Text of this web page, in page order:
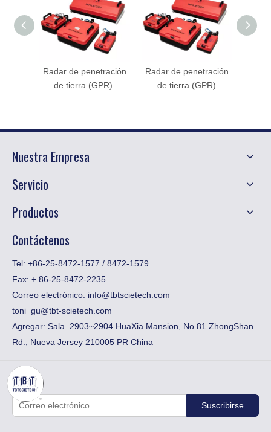
Radar de penetración
de tierra (GPR).
Radar de penetración
de tierra (GPR)
Nuestra Empresa
Servicio
Productos
Contáctenos
Tel: +86-25-8472-1577 / 8472-1579
Fax: ​+ 86-25-8472-2235
Correo electrónico: info@tbtscietech.com
toni_gu@tbt-scietech.com
Agregar: Sala. 2903~2904 HuaXia Mansion, No.81 ZhongShan
Rd., Nueva Jersey 210005 PR China
Suscribirse